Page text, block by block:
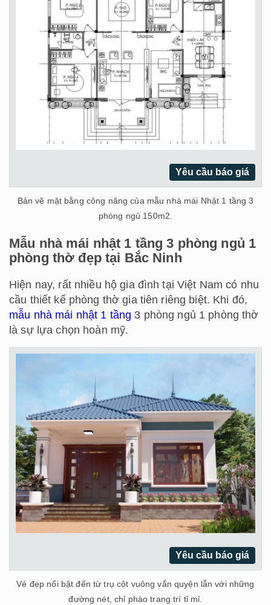
Yêu cầu báo giá
Bản vẽ mặt bằng công năng của mẫu nhà mái Nhật 1 tầng 3
phòng ngủ 150m2.
Mẫu nhà mái nhật 1 tầng 3 phòng ngủ 1
phòng thờ đẹp tại Bắc Ninh
Hiện nay, rất nhiều hộ gia đình tại Việt Nam có nhu
cầu thiết kế phòng thờ gia tiên riêng biệt. Khi đó,
mẫu nhà mái nhật 1 tầng 3 phòng ngủ 1 phòng thờ
là sự lựa chọn hoàn mỹ.
Yêu cầu báo giá
Vẻ đẹp nổi bật đến từ trụ cột vuông vắn quyện lẫn với những
đường nét, chỉ phào trang trí tỉ mỉ.